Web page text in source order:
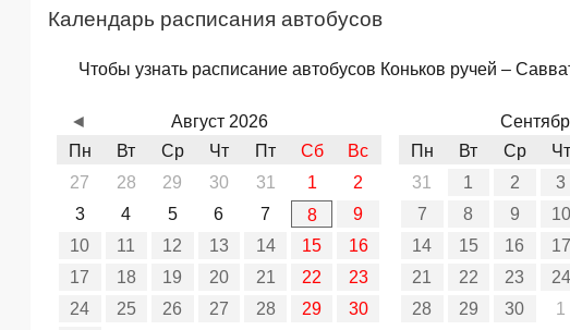
Календарь расписания автобусов
Чтобы узнать расписание автобусов Коньков ручей –
Август 2026
Пн
Вт Ср Чт Пт Сб
Вс
27
28 29 30 31 1
2
3
4 5 6 7 8
9
10
11 12 13 14 15
16
17
18 19 20 21 22
23
24
25 26 27 28 29
30
Пн
Вт Ср Чт
31
1 2 3
7
8 9 10
14
15 16 17
21
22 23 24
28
29 30 1
◄